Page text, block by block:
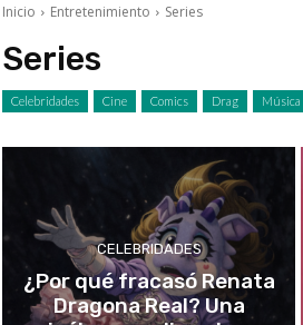
Inicio Entretenimiento Series
Series
Celebridades Cine Comics Drag Música
CELEBRIDADES
¿Por qué fracasó Renata
Dragona Real? Una